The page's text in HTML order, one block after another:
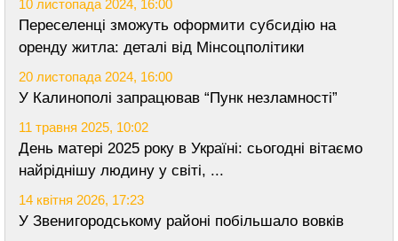
10 листопада 2024, 16:00
Переселенці зможуть оформити субсидію на
оренду житла: деталі від Мінсоцполітики
20 листопада 2024, 16:00
У Калинополі запрацював “Пунк незламності”
11 травня 2025, 10:02
День матері 2025 року в Україні: сьогодні вітаємо
найріднішу людину у світі, ...
14 квітня 2026, 17:23
У Звенигородському районі побільшало вовків